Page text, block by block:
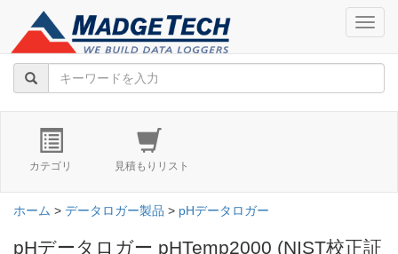
カテゴリ 見積もりリスト
ホーム > データロガー製品 > pHデータロガー
pHデータロガー pHTemp2000 (NIST校正証